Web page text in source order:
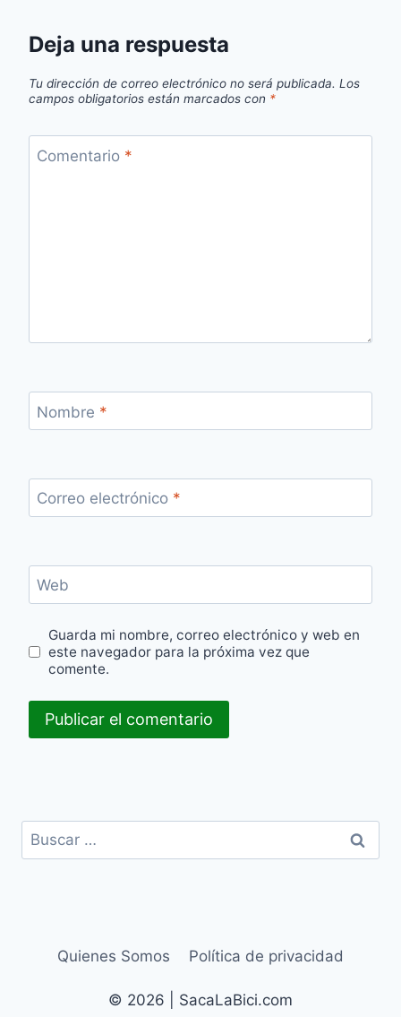
Deja una respuesta
Tu dirección de correo electrónico no será publicada. Los
campos obligatorios están marcados con *
Comentario *
Nombre *
Correo electrónico *
Web
Guarda mi nombre, correo electrónico y web en
este navegador para la próxima vez que
comente.
Buscar:
Quienes Somos Política de privacidad
© 2026 | SacaLaBici.com